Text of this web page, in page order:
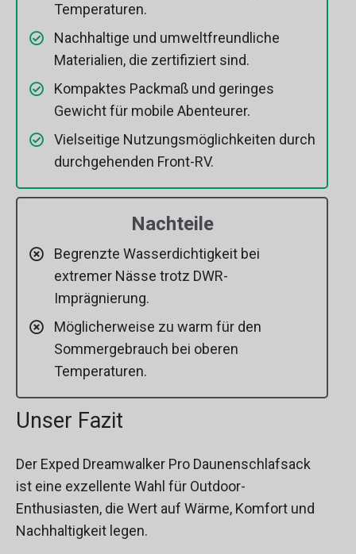
Temperaturen.
Nachhaltige und umweltfreundliche
Materialien, die zertifiziert sind.
Kompaktes Packmaß und geringes
Gewicht für mobile Abenteurer.
Vielseitige Nutzungsmöglichkeiten durch
durchgehenden Front-RV.
Nachteile
Begrenzte Wasserdichtigkeit bei
extremer Nässe trotz DWR-
Imprägnierung.
Möglicherweise zu warm für den
Sommergebrauch bei oberen
Temperaturen.
Unser Fazit
Der Exped Dreamwalker Pro Daunenschlafsack
ist eine exzellente Wahl für Outdoor-
Enthusiasten, die Wert auf Wärme, Komfort und
Nachhaltigkeit legen.